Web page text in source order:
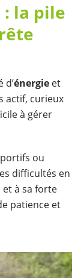
: la pile
d’énergie et
actif, curieux
à gérer
ou
difficultés en
à sa forte
patience et